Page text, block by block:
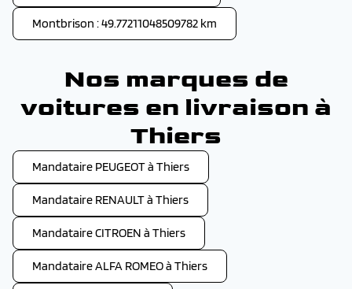
Montbrison : 49.77211048509782 km
Nos marques de
voitures en livraison à
Thiers
Mandataire PEUGEOT à Thiers
Mandataire RENAULT à Thiers
Mandataire CITROEN à Thiers
Mandataire ALFA ROMEO à Thiers